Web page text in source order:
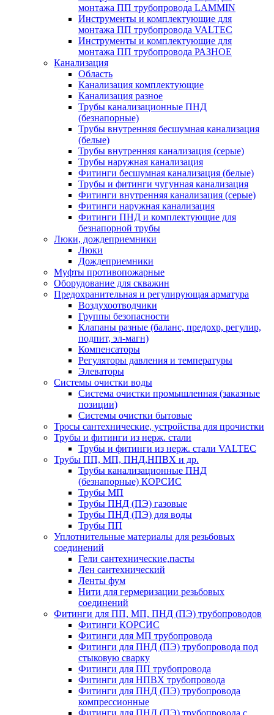
монтажа ПП трубопровода LAMMIN
Инструменты и комплектующие для
монтажа ПП трубопровода VALTEC
Инструменты и комплектующие для
монтажа ПП трубопровода РАЗНОЕ
Канализация
Область
Канализация комплектующие
Канализация разное
Трубы канализационные ПНД
(безнапорные)
Трубы внутренняя бесшумная канализация
(белые)
Трубы внутренняя канализация (серые)
Трубы наружная канализация
Фитинги бесшумная канализация (белые)
Трубы и фитинги чугунная канализация
Фитинги внутренняя канализация (серые)
Фитинги наружная канализация
Фитинги ПНД и комплектующие для
безнапорной трубы
Люки, дождеприемники
Люки
Дождеприемники
Муфты противопожарные
Оборудование для скважин
Предохранительная и регулирующая арматура
Воздухоотводчики
Группы безопасности
Клапаны разные (баланс, предохр, регулир,
подпит, эл-магн)
Компенсаторы
Регуляторы давления и температуры
Элеваторы
Системы очистки воды
Система очистки промышленная (заказные
позиции)
Системы очистки бытовые
Тросы сантехнические, устройства для прочистки
Трубы и фитинги из нерж. стали
Трубы и фитинги из нерж. стали VALTEC
Трубы ПП, МП, ПНД,НПВХ и др.
Трубы канализационные ПНД
(безнапорные) КОРСИС
Трубы МП
Трубы ПНД (ПЭ) газовые
Трубы ПНД (ПЭ) для воды
Трубы ПП
Уплотнительные материалы для резьбовых
соединений
Гели сантехнические,пасты
Лен сантехнический
Ленты фум
Нити для гермеризации резьбовых
соединений
Фитинги для ПП, МП, ПНД (ПЭ) трубопроводов
Фитинги КОРСИС
Фитинги для МП трубопровода
Фитинги для ПНД (ПЭ) трубопровода под
стыковую сварку
Фитинги для ПП трубопровода
Фитинги для НПВХ трубопровода
Фитинги для ПНД (ПЭ) трубопровода
компрессионные
Фитинги для ПНД (ПЭ) трубопровода с